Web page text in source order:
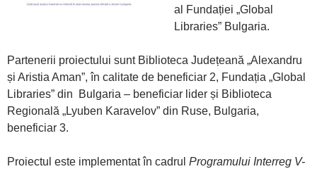
al Fundației „Global
Libraries” Bulgaria.
Partenerii proiectului sunt Biblioteca Județeană „Alexandru
și Aristia Aman”, în calitate de beneficiar 2, Fundația „Global
Libraries” din Bulgaria – beneficiar lider și Biblioteca
Regională „Lyuben Karavelov” din Ruse, Bulgaria,
beneficiar 3.
Proiectul este implementat în cadrul Programului Interreg V-